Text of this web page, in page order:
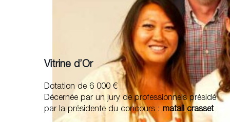
Vitrine d’Or
Dotation de 6 000 €
Décernée par un jury de professionnels présidé
par la présidente du concours : matali crasset